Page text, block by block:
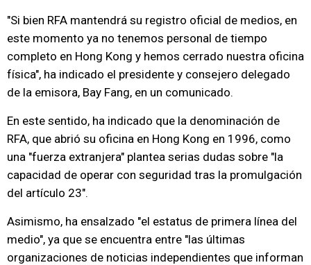
"Si bien RFA mantendrá su registro oficial de medios, en
este momento ya no tenemos personal de tiempo
completo en Hong Kong y hemos cerrado nuestra oficina
física", ha indicado el presidente y consejero delegado
de la emisora, Bay Fang, en un comunicado.
En este sentido, ha indicado que la denominación de
RFA, que abrió su oficina en Hong Kong en 1996, como
una "fuerza extranjera" plantea serias dudas sobre "la
capacidad de operar con seguridad tras la promulgación
del artículo 23".
Asimismo, ha ensalzado "el estatus de primera línea del
medio", ya que se encuentra entre "las últimas
organizaciones de noticias independientes que informan